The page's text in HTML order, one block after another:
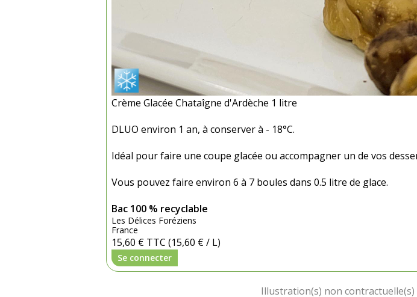
Crème Glacée Chataîgne d'Ardèche 1 litre
DLUO environ 1 an, à conserver à - 18°C.
Idéal pour faire une coupe glacée ou accompagner un de vos
Vous pouvez faire environ 6 à 7 boules dans 0.5 litre de glace.
Bac 100 % recyclable
Les Délices Foréziens
France
15,60 € TTC (15,60 € / L)
Se connecter